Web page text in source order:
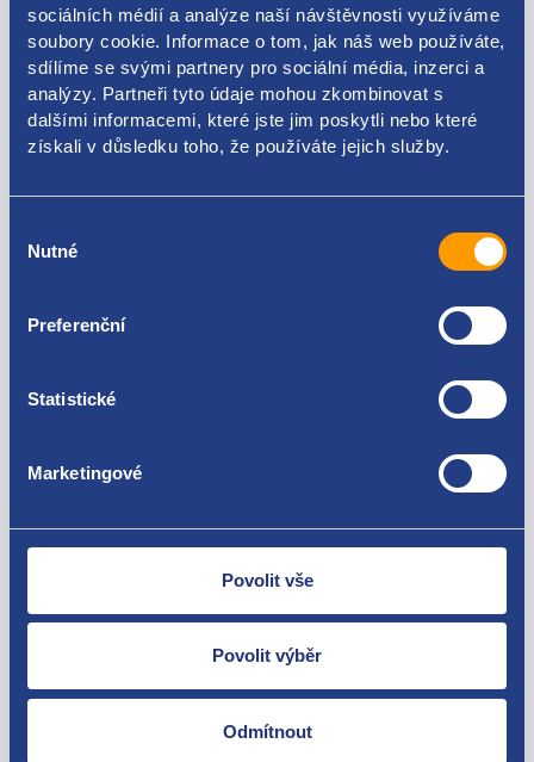
sociálních médií a analýze naší návštěvnosti využíváme
soubory cookie. Informace o tom, jak náš web používáte,
sdílíme se svými partnery pro sociální média, inzerci a
analýzy. Partneři tyto údaje mohou zkombinovat s
dalšími informacemi, které jste jim poskytli nebo které
získali v důsledku toho, že používáte jejich služby.
souhlasu
Nutné
Preferenční
Statistické
Marketingové
Povolit vše
Povolit výběr
Odmítnout
Kódy produktu
8D0819373N
Škoda Superb I 2001-2008 1.8T
Volkswagen Passat B5 1996 - 2005 2.0
Zboží můžete vrátit do 60 dnů od
zakoupení. Nebo vám pošleme náhradu.